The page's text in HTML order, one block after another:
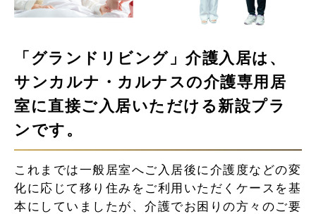
「グランドリビング」介護入居は、
サンカルナ・カルナスの介護専用居
室に直接ご入居いただける新設プラ
ンです。
これまでは一般居室へご入居後に介護度などの変
化に応じて移り住みをご利用いただくケースを基
本にしていましたが、介護でお困りの方々のご要